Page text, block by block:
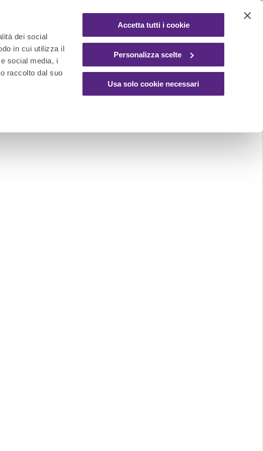
dei social
in cui utilizza il
social media, i
raccolto dal suo
Accetta tutti i cookie
Personalizza scelte
Usa solo cookie necessari